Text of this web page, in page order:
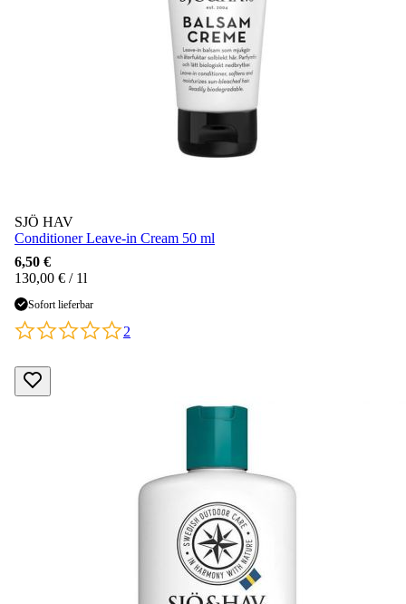
SJÖ HAV
Conditioner Leave-in Cream 50 ml
6,50 €
130,00 € / 1l
Sofort lieferbar
2